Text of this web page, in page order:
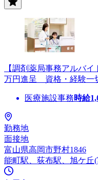
【調剤薬局事務アルバ
万円進呈 資格・経験一
医療施設事務時給
勤務地
面接地
富山県高岡市野村1846
能町駅、荻布駅、旭ケ丘